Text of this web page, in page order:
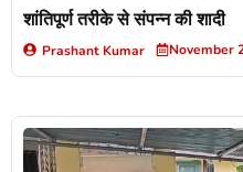
शांतिपूर्ण तरीके से संपन्न की शादी
Prashant Kumar November